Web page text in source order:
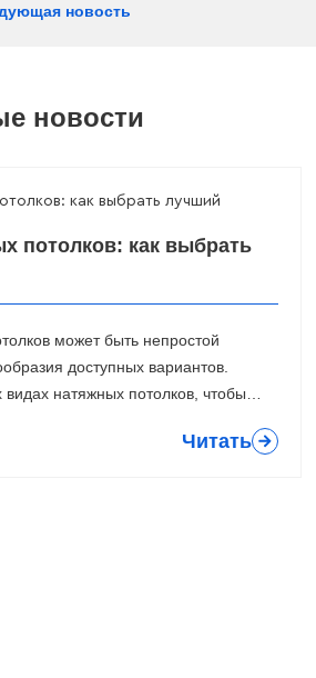
новость
новости
потолков: как выбрать
может быть непростой
доступных вариантов.
видах натяжных потолков, чтобы
Читать